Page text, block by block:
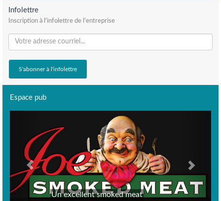
Infolettre
Inscription à l'infolettre de l'entreprise
Espace pub
Un excellent smoked meat